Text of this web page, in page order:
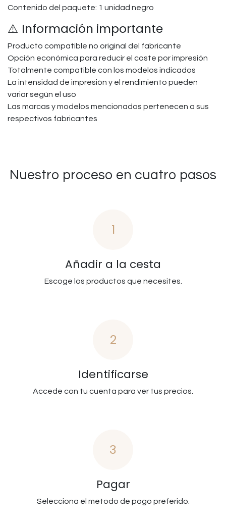
Contenido del paquete: 1 unidad negro
⚠️ Información importante
Producto compatible no original del fabricante
Opción económica para reducir el coste por impresión
Totalmente compatible con los modelos indicados
La intensidad de impresión y el rendimiento pueden
variar según el uso
Las marcas y modelos mencionados pertenecen a sus
respectivos fabricantes
Nuestro proceso en cuatro pasos
1
Añadir a la cesta
Escoge los productos que necesites.
2
Identificarse
Accede con tu cuenta para ver tus precios.
3
Pagar
Selecciona el metodo de pago preferido.